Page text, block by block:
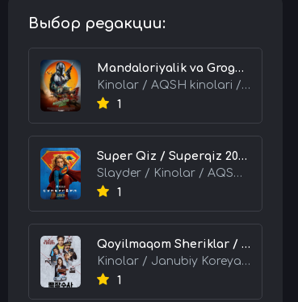
Выбор редакции:
Mandaloriyalik va Grogu 2026 HD Uzbek tilida Tarjima kino skachat tas-ix
Kinolar / AQSH kinolari / Tarjima kinolar
1
Super Qiz / Superqiz 2026 HD Uzbek tilida Tarjima kino skachat tas-ix
Slayder / Kinolar / AQSH kinolari / Tarjima kinolar
1
Qoyilmaqom Sheriklar / Ideal Hamkorlar / Eng Kuchli Duet 2026 HD Uzbek tilida Tarjima kino skachat tas-ix
Kinolar / Janubiy Koreya kinolari / Tarjima kinolar
1